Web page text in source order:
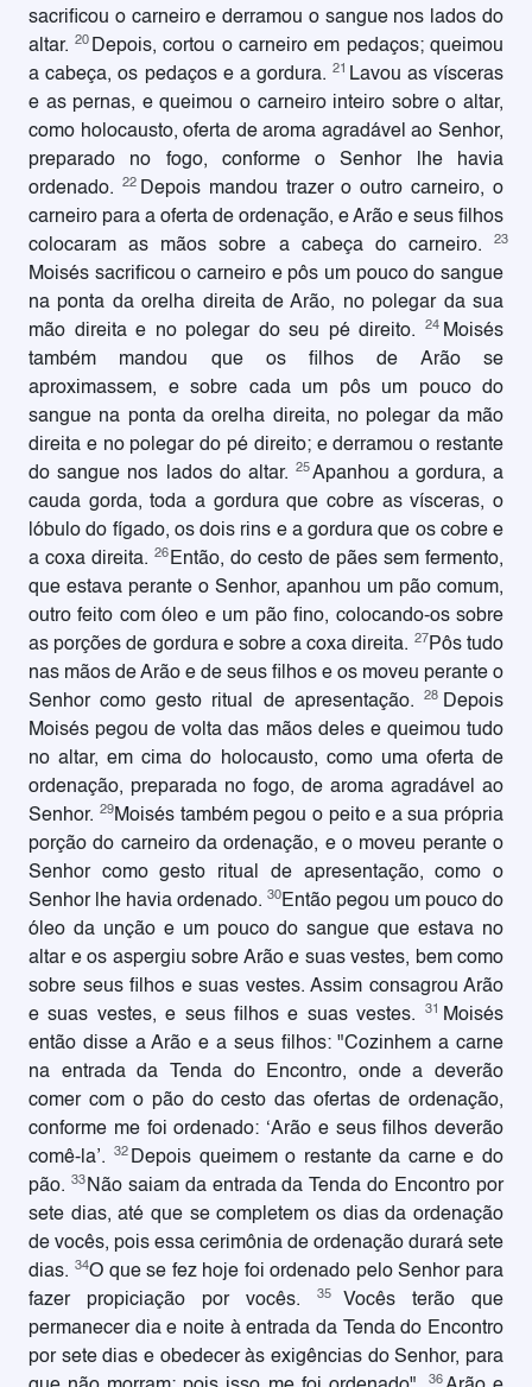
sacrificou o carneiro e derramou o sangue nos lados do
altar.20 Depois, cortou o carneiro em pedaços; queimou
a cabeça, os pedaços e a gordura.21 Lavou as vísceras
e as pernas, e queimou o carneiro inteiro sobre o altar,
como holocausto, oferta de aroma agradável ao Senhor,
preparado no fogo, conforme o Senhor lhe havia
ordenado.
22 Depois mandou trazer o outro carneiro, o
carneiro para a oferta de ordenação, e Arão e seus filhos
colocaram as mãos sobre a cabeça do carneiro.
23
Moisés sacrificou o carneiro e pôs um pouco do sangue
na ponta da orelha direita de Arão, no polegar da sua
mão direita e no polegar do seu pé direito.
24 Moisés
também mandou que os filhos de Arão se
aproximassem, e sobre cada um pôs um pouco do
sangue na ponta da orelha direita, no polegar da mão
direita e no polegar do pé direito; e derramou o restante
do sangue nos lados do altar.25 Apanhou a gordura, a
cauda gorda, toda a gordura que cobre as vísceras, o
lóbulo do fígado, os dois rins e a gordura que os cobre e
a coxa direita. 26 Então, do cesto de pães sem fermento,
que estava perante o Senhor, apanhou um pão comum,
outro feito com óleo e um pão fino, colocando-os sobre
as porções de gordura e sobre a coxa direita. 27 Pôs tudo
nas mãos de Arão e de seus filhos e os moveu perante o
Senhor como gesto ritual de apresentação.
28 Depois
Moisés pegou de volta das mãos deles e queimou tudo
no altar, em cima do holocausto, como uma oferta de
ordenação, preparada no fogo, de aroma agradável ao
Senhor. 29Moisés também pegou o peito e a sua própria
porção do carneiro da ordenação, e o moveu perante o
Senhor como gesto ritual de apresentação, como o
Senhor lhe havia ordenado. 30 Então pegou um pouco do
óleo da unção e um pouco do sangue que estava no
altar e os aspergiu sobre Arão e suas vestes, bem como
sobre seus filhos e suas vestes. Assim consagrou Arão
e suas vestes, e seus filhos e suas vestes.
31
Moisés
então disse a Arão e a seus filhos: "Cozinhem a carne
na entrada da Tenda do Encontro, onde a deverão
comer com o pão do cesto das ofertas de ordenação,
conforme me foi ordenado: ‘Arão e seus filhos deverão
comê-la’.
32 Depois queimem o restante da carne e do
pão. 33 Não saiam da entrada da Tenda do Encontro por
sete dias, até que se completem os dias da ordenação
de vocês, pois essa cerimônia de ordenação durará sete
dias. 34O que se fez hoje foi ordenado pelo Senhor para
fazer propiciação por vocês.
35
Vocês terão que
permanecer dia e noite à entrada da Tenda do Encontro
por sete dias e obedecer às exigências do Senhor, para
36